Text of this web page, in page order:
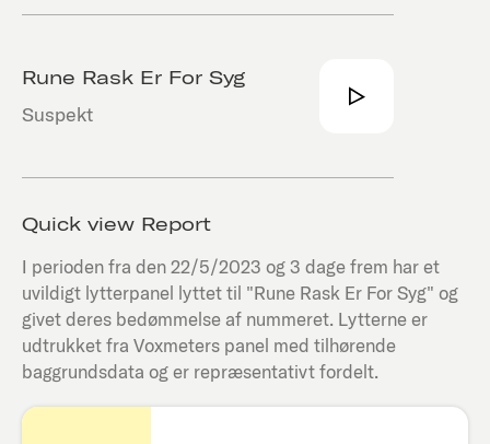
Rune Rask Er For Syg
Suspekt
Quick view Report
I perioden fra den22/5/2023 og 3 dage frem har et
uvildigt lytterpanel lyttet til "Rune Rask Er For Syg" og
givet deres bedømmelse af nummeret. Lytterne er
udtrukket fra Voxmeters panel med tilhørende
baggrundsdata og er repræsentativt fordelt.